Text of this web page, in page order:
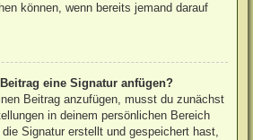
können, wenn bereits jemand darauf
eine Signatur anfügen?
Beitrag anzufügen, musst du zunächst
in deinem persönlichen Bereich
Signatur erstellt und gespeichert hast,